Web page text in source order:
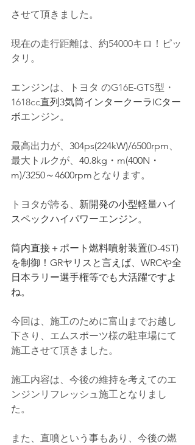
させて頂きました。
現在の走行距離は、約54000キロ！ピッ
タリ。
エンジンは、トヨタ のG16E-GTS型 ・
1618cc直列3気筒インタークーラICター
ボエンジン。
最高出力が、 304ps(224kW)/6500rpm、
最大トルクが、 40.8kg・m(400N・
m)/3250～4600rpmとなります。
トヨタが誇る、 新開発の小型軽量ハイ
スペックハイパワーエンジン。
筒内直接＋ポート燃料噴射装置(D-4ST)
を制御！GRヤリスと言えば、WRCや全
日本ラリー選手権等でも大活躍ですよ
ね。
今回は、施工のために富山までお越し
下さり、エムスポーツ様の駐車場にて
施工させて頂きました。
施工内容は、今後の維持を考えてのエ
ンジンリフレッシュ施工となりまし
た。
また、直噴という事もあり、今後の燃